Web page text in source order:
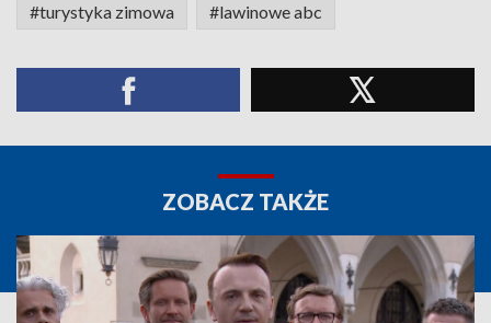
#turystyka zimowa #lawinowe abc
ZOBACZ TAKŻE